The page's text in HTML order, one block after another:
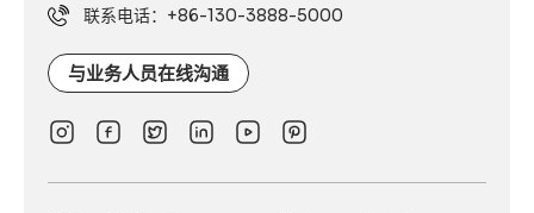
联系电话：+86-130-3888-5000
与业务人员在线沟通